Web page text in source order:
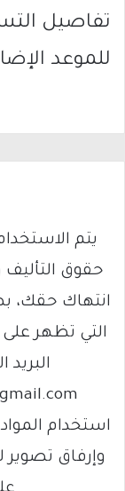
تفاصيل
للموعد
انتهاك حقك،
التي تظهر
البريد
استخدام
وإرفاق